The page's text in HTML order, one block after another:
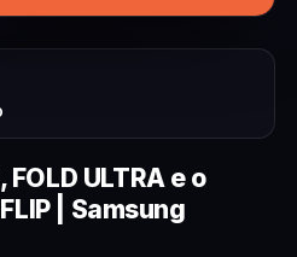
ULTRA e o
| Samsung